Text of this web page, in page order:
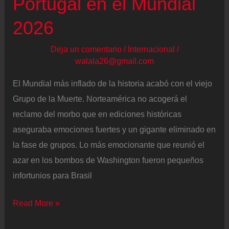
2026
Deja un comentario / Internacional /
walala26@gmail.com
El Mundial más inflado de la historia acabó con el viejo
Grupo de la Muerte. Norteamérica no acogerá el
reclamo del morbo que en ediciones históricas
aseguraba emociones fuertes y un gigante eliminado en
la fase de grupos. Lo más emocionante que reunió el
azar en los bombos de Washington fueron pequeños
infortunios para Brasil
Más
Read More »